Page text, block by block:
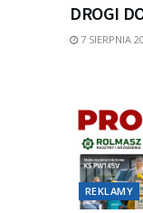
DROGI
7 SIERPNIA
REKLAMY